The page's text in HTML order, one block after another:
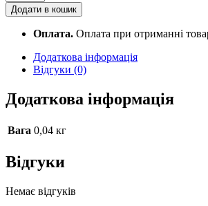
А7,
пластикова
обкл.,
арк.,
MX26312
quantity
Додати в кошик
Оплата. Оплата при отриманні
Додаткова інформація
Відгуки (0)
Додаткова інформація
Вага 0,04 кг
Відгуки
Немає відгуків